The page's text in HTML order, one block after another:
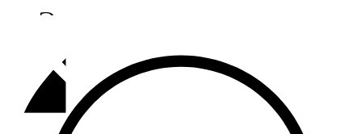
Әлмәт
92,9 FM
Базарлы матак
107,1 FM